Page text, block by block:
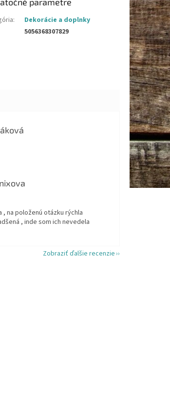
:
Dekorácie a doplnky
5056368307829
je 5 z 5 hviezdičiek.
je 5 z 5 hviezdičiek.
, na položenú otázku rýchla
, inde som ich nevedela
Zobraziť ďalšie recenzie